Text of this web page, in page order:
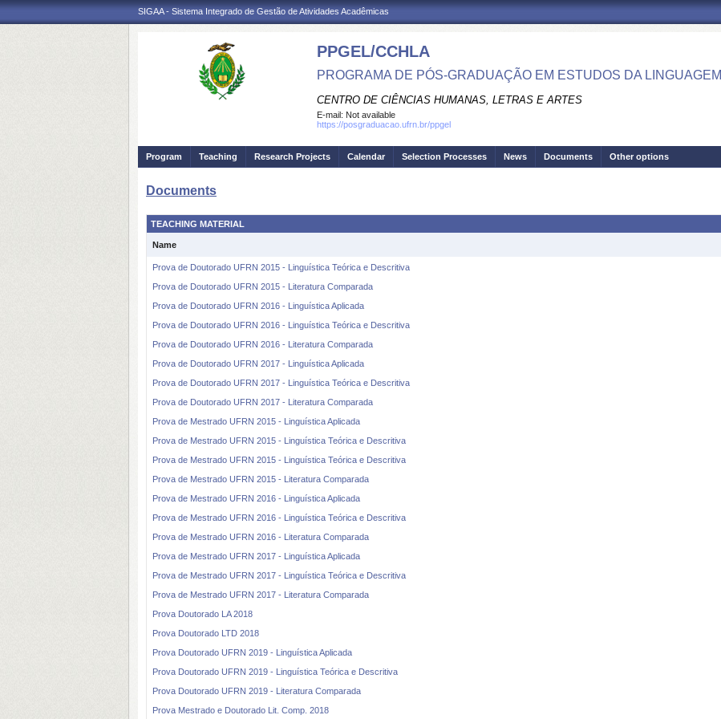
SIGAA - Sistema Integrado de Gestão de Atividades Acadêmicas
PPGEL/CCHLA
PROGRAMA DE PÓS-GRADUAÇÃO EM ESTUDOS DA LINGUAGEM
CENTRO DE CIÊNCIAS HUMANAS, LETRAS E ARTES
E-mail: Not available
https://posgraduacao.ufrn.br/ppgel
Program Teaching Research Projects Calendar Selection Processes News Documents Other options
Documents
TEACHING MATERIAL
Name
Prova de Doutorado UFRN 2015 - Linguística Teórica e Descritiva
Prova de Doutorado UFRN 2015 - Literatura Comparada
Prova de Doutorado UFRN 2016 - Linguística Aplicada
Prova de Doutorado UFRN 2016 - Linguística Teórica e Descritiva
Prova de Doutorado UFRN 2016 - Literatura Comparada
Prova de Doutorado UFRN 2017 - Linguística Aplicada
Prova de Doutorado UFRN 2017 - Linguística Teórica e Descritiva
Prova de Doutorado UFRN 2017 - Literatura Comparada
Prova de Mestrado UFRN 2015 - Linguística Aplicada
Prova de Mestrado UFRN 2015 - Linguística Teórica e Descritiva
Prova de Mestrado UFRN 2015 - Linguística Teórica e Descritiva
Prova de Mestrado UFRN 2015 - Literatura Comparada
Prova de Mestrado UFRN 2016 - Linguística Aplicada
Prova de Mestrado UFRN 2016 - Linguística Teórica e Descritiva
Prova de Mestrado UFRN 2016 - Literatura Comparada
Prova de Mestrado UFRN 2017 - Linguística Aplicada
Prova de Mestrado UFRN 2017 - Linguística Teórica e Descritiva
Prova de Mestrado UFRN 2017 - Literatura Comparada
Prova Doutorado LA 2018
Prova Doutorado LTD 2018
Prova Doutorado UFRN 2019 - Linguística Aplicada
Prova Doutorado UFRN 2019 - Linguística Teórica e Descritiva
Prova Doutorado UFRN 2019 - Literatura Comparada
Prova Mestrado e Doutorado Lit. Comp. 2018